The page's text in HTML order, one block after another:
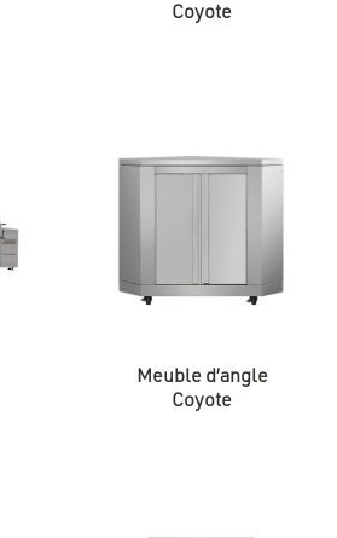
Coyote
Meuble d’angle
Coyote